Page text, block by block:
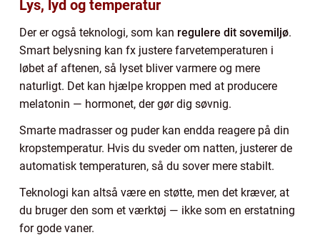
Lys, lyd og temperatur
Der er også teknologi, som kan regulere dit sovemiljø.
Smart belysning kan fx justere farvetemperaturen i
løbet af aftenen, så lyset bliver varmere og mere
naturligt. Det kan hjælpe kroppen med at producere
melatonin — hormonet, der gør dig søvnig.
Smarte madrasser og puder kan endda reagere på din
kropstemperatur. Hvis du sveder om natten, justerer de
automatisk temperaturen, så du sover mere stabilt.
Teknologi kan altså være en støtte, men det kræver, at
du bruger den som et værktøj — ikke som en erstatning
for gode vaner.